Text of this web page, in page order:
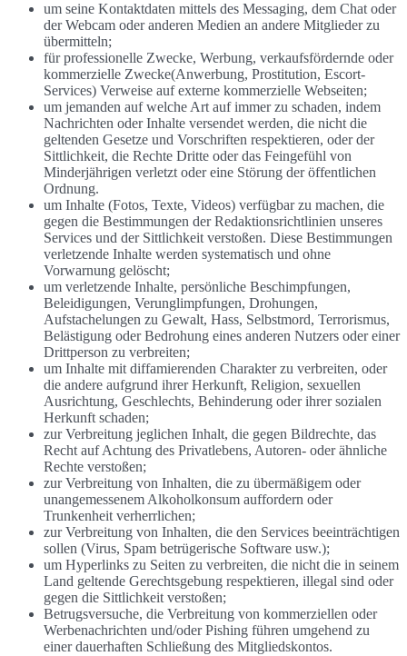
um seine Kontaktdaten mittels des Messaging, dem Chat oder
der Webcam oder anderen Medien an andere Mitglieder zu
übermitteln;
für professionelle Zwecke, Werbung, verkaufsfördernde oder
kommerzielle Zwecke(Anwerbung, Prostitution, Escort-
Services) Verweise auf externe kommerzielle Webseiten;
um jemanden auf welche Art auf immer zu schaden, indem
Nachrichten oder Inhalte versendet werden, die nicht die
geltenden Gesetze und Vorschriften respektieren, oder der
Sittlichkeit, die Rechte Dritte oder das Feingefühl von
Minderjährigen verletzt oder eine Störung der öffentlichen
Ordnung.
um Inhalte (Fotos, Texte, Videos) verfügbar zu machen, die
gegen die Bestimmungen der Redaktionsrichtlinien unseres
Services und der Sittlichkeit verstoßen. Diese Bestimmungen
verletzende Inhalte werden systematisch und ohne
Vorwarnung gelöscht;
um verletzende Inhalte, persönliche Beschimpfungen,
Beleidigungen, Verunglimpfungen, Drohungen,
Aufstachelungen zu Gewalt, Hass, Selbstmord, Terrorismus,
Belästigung oder Bedrohung eines anderen Nutzers oder einer
Drittperson zu verbreiten;
um Inhalte mit diffamierenden Charakter zu verbreiten, oder
die andere aufgrund ihrer Herkunft, Religion, sexuellen
Ausrichtung, Geschlechts, Behinderung oder ihrer sozialen
Herkunft schaden;
zur Verbreitung jeglichen Inhalt, die gegen Bildrechte, das
Recht auf Achtung des Privatlebens, Autoren- oder ähnliche
Rechte verstoßen;
zur Verbreitung von Inhalten, die zu übermäßigem oder
unangemessenem Alkoholkonsum auffordern oder
Trunkenheit verherrlichen;
zur Verbreitung von Inhalten, die den Services beeinträchtigen
sollen (Virus, Spam betrügerische Software usw.);
um Hyperlinks zu Seiten zu verbreiten, die nicht die in seinem
Land geltende Gerechtsgebung respektieren, illegal sind oder
gegen die Sittlichkeit verstoßen;
Betrugsversuche, die Verbreitung von kommerziellen oder
Werbenachrichten und/oder Pishing führen umgehend zu
einer dauerhaften Schließung des Mitgliedskontos.